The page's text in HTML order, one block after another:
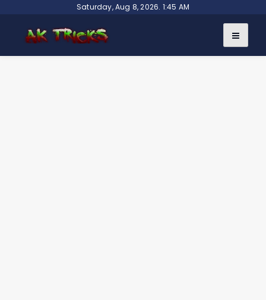
content
Saturday, Aug 8, 2026. 1:45 AM